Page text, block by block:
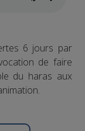
6 jours par
de faire
du haras aux